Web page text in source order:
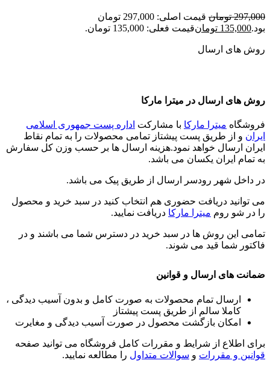
297,000 تومان
قیمت اصلی: 297,000 تومان
بود.135,000 تومانقیمت فعلی: 135,000 تومان.
روش های ارسال
روش های ارسال در میترا مارکا
فروشگاه میترا مارکا با مشارکت اداره پست جمهوری اسلامی
ایران و از طریق پست پیشتاز تمامی محصولات را به تمام نقاط
ایران ارسال خواهد نمود.هزینه ارسال ها بر حسب وزن کل سفارش
به تمام ایران یکسان می باشد.
در داخل شهر رودسر ارسال از طریق پیک می باشد.
می توانید دریافت حضوری هم انتخاب کنید در سبد خرید و محصول
را در شو روم میترا مارکا دریافت نمایید.
تمامی این روش ها در سبد خرید در دسترس شما می باشند و در
فاکتور شما قید می شوند.
ضمانت های ارسال و قوانین
ارسال تمام محصولات به صورت کامل و بدون آسیب دیدگی ،
کاملا سالم از طریق پست پیشتاز
امکان بازگشت محصول در صورت آسیب دیدگی و مغایرت
برای اطلاع از شرایط و مقررات کامل فروشگاه می توانید صفحه
قوانین و مقررات و سوالات متداول را مطالعه نمایید.